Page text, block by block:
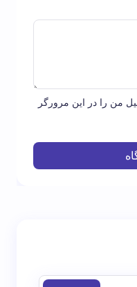
من را در این مرورگر